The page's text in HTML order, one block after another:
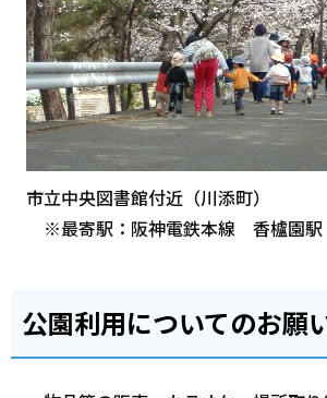
市立中央図書館付近（川添町）
※最寄駅：阪神電鉄本線 香櫨園駅
公園利用についてのお願